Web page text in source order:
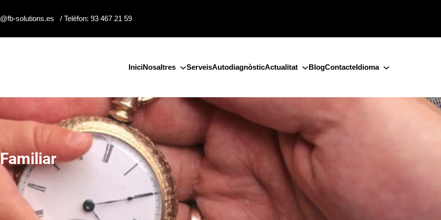
solutions.es / Telèfon: 93 467 21 59
IniciNosaltres ServeisAutodiagnòsticActualitat BlogContacteIdioma